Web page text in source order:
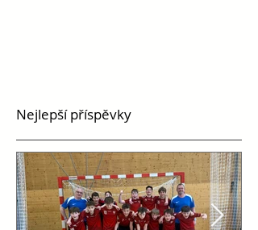
Nejlepší příspěvky